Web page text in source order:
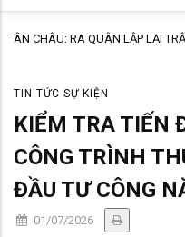
LANG AN
ĐẨY MẠNH
TIN TỨC SỰ KIỆN
KIỂM TRA TIẾN
CÔNG TRÌNH
ĐẦU TƯ CÔNG
01/07/2026